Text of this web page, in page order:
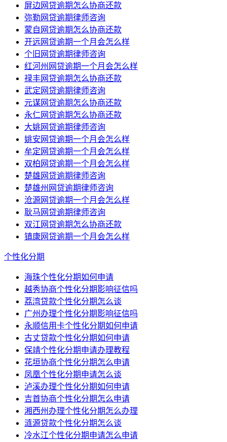
屏边网贷逾期怎么协商还款
弥勒网贷逾期律师咨询
蒙自网贷逾期怎么协商还款
开远网贷逾期一个月会怎么样
个旧网贷逾期律师咨询
红河州网贷逾期一个月会怎么样
禄丰网贷逾期怎么协商还款
武定网贷逾期律师咨询
元谋网贷逾期怎么协商还款
永仁网贷逾期怎么协商还款
大姚网贷逾期律师咨询
姚安网贷逾期一个月会怎么样
牟定网贷逾期一个月会怎么样
双柏网贷逾期一个月会怎么样
楚雄网贷逾期律师咨询
楚雄州网贷逾期律师咨询
沧源网贷逾期一个月会怎么样
耿马网贷逾期律师咨询
双江网贷逾期怎么协商还款
镇康网贷逾期一个月会怎么样
个性化分期
海珠个性化分期如何申请
越秀协商个性化分期影响征信吗
荔湾贷款个性化分期怎么谈
广州办理个性化分期影响征信吗
永顺信用卡个性化分期如何申请
古丈贷款个性化分期如何申请
保靖个性化分期申请办理教程
花垣协商个性化分期怎么申请
凤凰个性化分期申请怎么谈
泸溪办理个性化分期如何申请
吉首协商个性化分期怎么申请
湘西州办理个性化分期怎么办理
涟源贷款个性化分期怎么谈
冷水江个性化分期申请怎么申请